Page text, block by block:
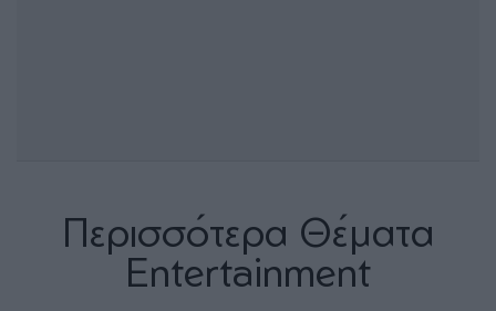
Περισσότερα Θέματα
Entertainment